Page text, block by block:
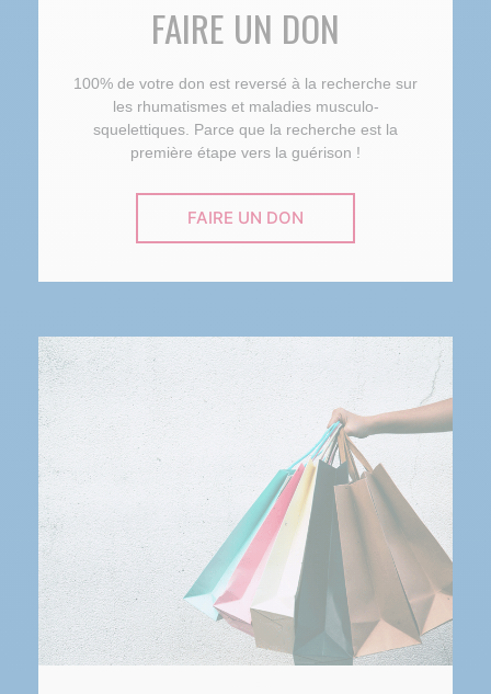
FAIRE UN DON
100% de votre don est reversé à la recherche sur
les rhumatismes et maladies musculo-
squelettiques. Parce que la recherche est la
première étape vers la guérison !
FAIRE UN DON